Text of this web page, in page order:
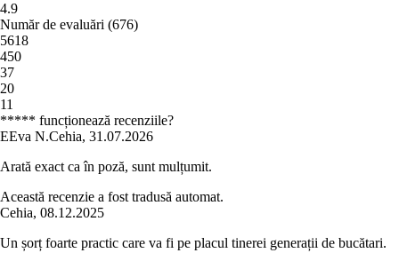
4.9
Număr de evaluări (676)
5618
450
37
20
11
***** funcționează recenziile?
EEva N.Cehia, 31.07.2026
Arată exact ca în poză, sunt mulțumit.
Această recenzie a fost tradusă automat.
Cehia, 08.12.2025
Un șorț foarte practic care va fi pe placul tinerei generații de bucătari.